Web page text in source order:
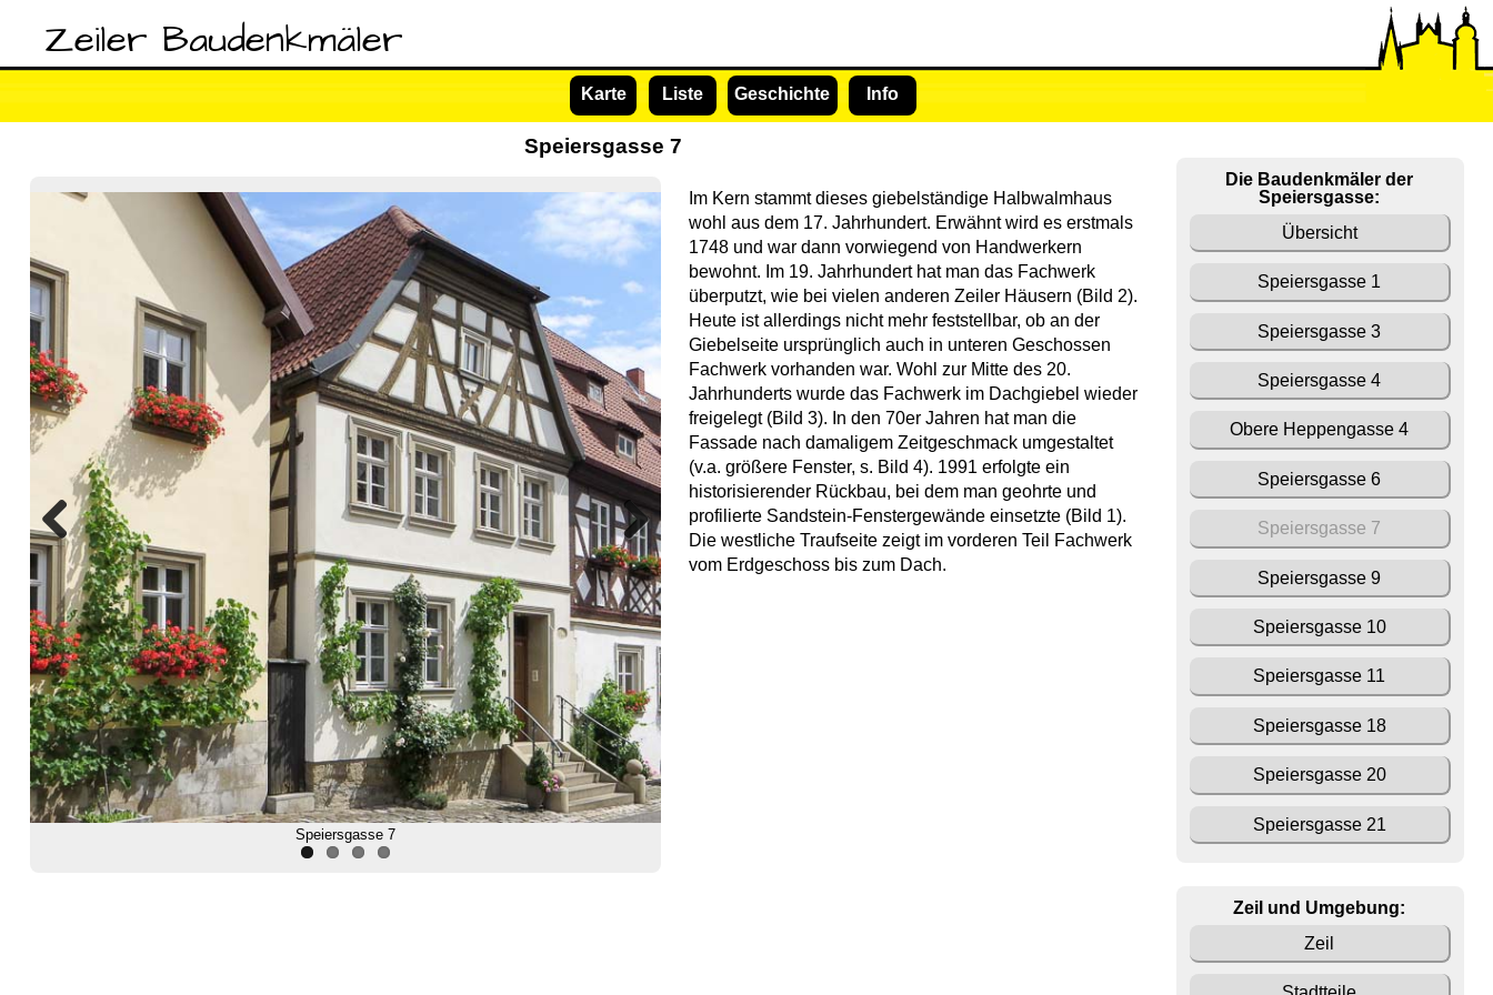
Zeiler Baudenkmäler
Karte Liste Geschichte Info
Speiersgasse 7
Speiersgasse 7
Previous Next
Im Kern stammt dieses giebelständige Halbwalmhaus
wohl aus dem 17. Jahrhundert. Erwähnt wird es erstmals
1748 und war dann vorwiegend von Handwerkern
bewohnt. Im 19. Jahrhundert hat man das Fachwerk
überputzt, wie bei vielen anderen Zeiler Häusern (Bild 2).
Heute ist allerdings nicht mehr feststellbar, ob an der
Giebelseite ursprünglich auch in unteren Geschossen
Fachwerk vorhanden war. Wohl zur Mitte des 20.
Jahrhunderts wurde das Fachwerk im Dachgiebel wieder
freigelegt (Bild 3). In den 70er Jahren hat man die
Fassade nach damaligem Zeitgeschmack umgestaltet
(v.a. größere Fenster, s. Bild 4). 1991 erfolgte ein
historisierender Rückbau, bei dem man geohrte und
profilierte Sandstein-Fenstergewände einsetzte (Bild 1).
Die westliche Traufseite zeigt im vorderen Teil Fachwerk
vom Erdgeschoss bis zum Dach.
Die Baudenkmäler der
Speiersgasse:
Übersicht
Speiersgasse 1
Speiersgasse 3
Speiersgasse 4
Obere Heppengasse 4
Speiersgasse 6
Speiersgasse 7
Speiersgasse 9
Speiersgasse 10
Speiersgasse 11
Speiersgasse 18
Speiersgasse 20
Speiersgasse 21
Zeil und Umgebung:
Zeil